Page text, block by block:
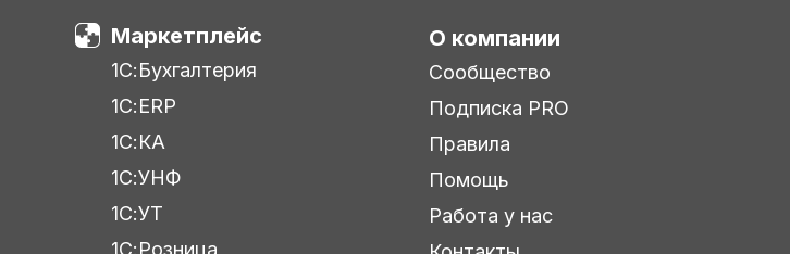
Маркетплейс
1С:Бухгалтерия
1С:ERP
1С:КА
1С:УНФ
1С:УТ
1С:Розница
О компании
Сообщество
Подписка PRO
Правила
Помощь
Работа у нас